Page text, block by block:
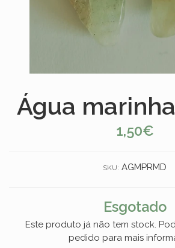
Água
1,50€
SKU: AGMPRMD
Esgotado
Este produto já não tem stock.
pedido para mais